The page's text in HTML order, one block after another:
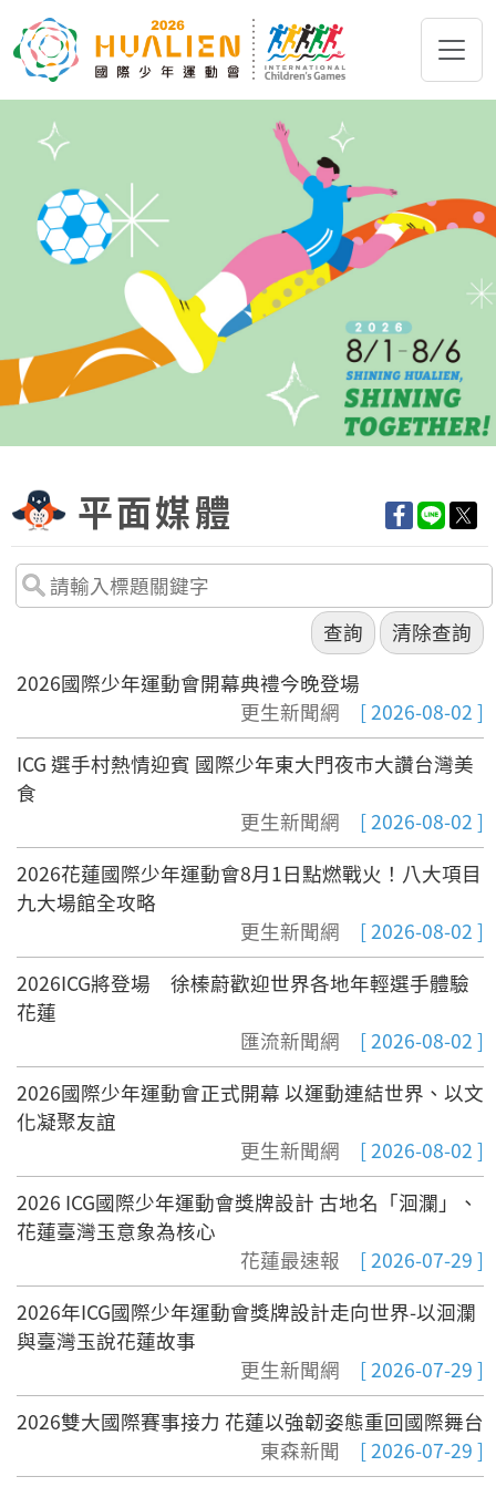
平面媒體
2026國際少年運動會開幕典禮今晚登場
更生新聞網 [ 2026-08-02 ]
ICG 選手村熱情迎賓 國際少年東大門夜市大讚台灣美
食
更生新聞網 [ 2026-08-02 ]
2026花蓮國際少年運動會8月1日點燃戰火！八大項目
九大場館全攻略
更生新聞網 [ 2026-08-02 ]
2026ICG將登場 徐榛蔚歡迎世界各地年輕選手體驗
花蓮
匯流新聞網 [ 2026-08-02 ]
2026國際少年運動會正式開幕 以運動連結世界、以文
化凝聚友誼
更生新聞網 [ 2026-08-02 ]
2026 ICG國際少年運動會獎牌設計 古地名「洄瀾」、
花蓮臺灣玉意象為核心
花蓮最速報 [ 2026-07-29 ]
2026年ICG國際少年運動會獎牌設計走向世界-以洄瀾
與臺灣玉說花蓮故事
更生新聞網 [ 2026-07-29 ]
2026雙大國際賽事接力 花蓮以強韌姿態重回國際舞台
東森新聞 [ 2026-07-29 ]